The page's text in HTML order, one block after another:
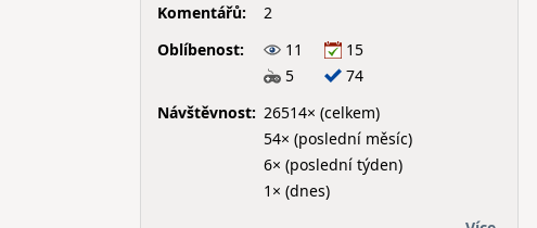
Komentářů:
2
Oblíbenost:
11
15
5
74
Návštěvnost: 26514× (celkem)
54× (poslední měsíc)
6× (poslední týden)
1× (dnes)